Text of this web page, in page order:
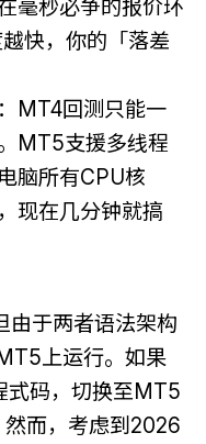
毫秒必争的报价环
快，你的「落差
MT4回测只能一
MT5支援多线程
脑所有CPU核
现在几分钟就搞
由于两者语法架构
上运行。如果
式码，切换至MT5
而，考虑到2026